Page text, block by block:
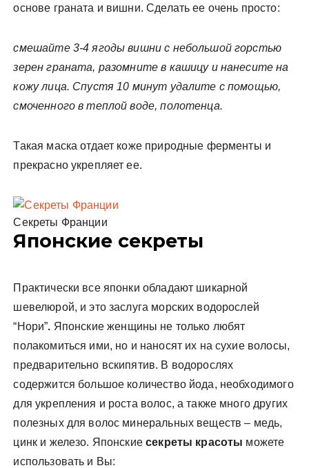
основе граната и вишни. Сделать ее очень просто:
смешайте 3-4 ягоды вишни с небольшой горстью
зерен граната, разомните в кашицу и нанесите на
кожу лица. Спустя 10 минут удалите с помощью,
смоченного в теплой воде, полотенца.
Такая маска отдает коже природные ферменты и
прекрасно укрепляет ее.
Секреты Франции
Японские секреты
Практически все японки обладают шикарной
шевелюрой, и это заслуга морских водорослей
“Нори”. Японские женщины не только любят
полакомиться ими, но и наносят их на сухие волосы,
предварительно вскипятив. В водорослях
содержится большое количество йода, необходимого
для укрепления и роста волос, а также много других
полезных для волос минеральных веществ – медь,
цинк и железо. Японскиесекреты красоты можете
использовать и Вы: